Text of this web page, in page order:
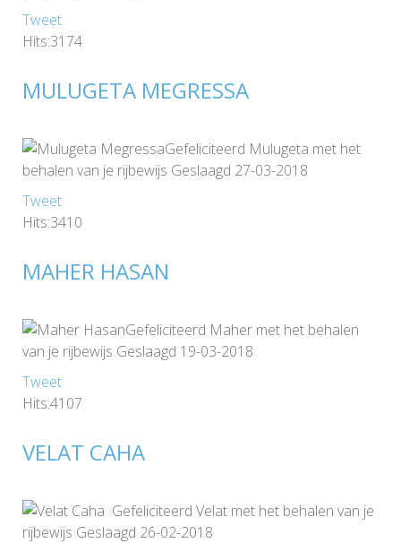
Tweet
Hits:3174
MULUGETA MEGRESSA
Gefeliciteerd Mulugeta met het
behalen van je rijbewijs Geslaagd 27-03-2018
Tweet
Hits:3410
MAHER HASAN
Gefeliciteerd Maher met het behalen
van je rijbewijs Geslaagd 19-03-2018
Tweet
Hits:4107
VELAT CAHA
Gefeliciteerd Velat met het behalen van je
rijbewijs Geslaagd 26-02-2018